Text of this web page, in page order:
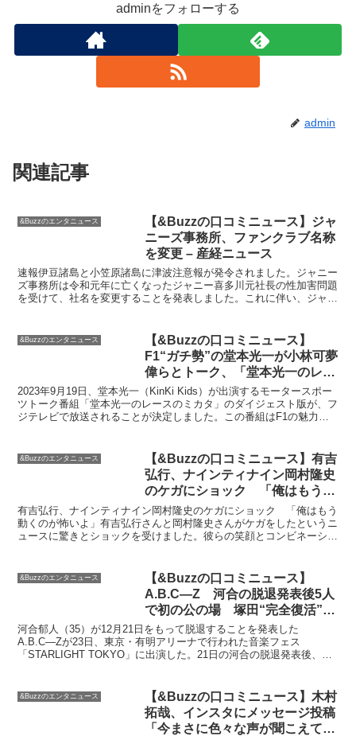
adminをフォローする
admin
関連記事
&Buzzのエンタニュース
【&Buzzの口コミニュース】ジャ
ニーズ事務所、ファンクラブ名称
を変更 – 産経ニュース
速報伊豆諸島と小笠原諸島に津波注意報が発令されました。ジャニー
ズ事務所は令和元年に亡くなったジャニー喜多川元社長の性加害問題
を受けて、社名を変更することを発表しました。これに伴い、ジャニ
&Buzzのエンタニュース
【&Buzzの口コミニュース】
F1“ガチ勢”の堂本光一が小林可夢
偉らとトーク、「堂本光一のレー
スのミカタ」地上波で放送決定 –
音楽ナタリー
2023年9月19日、堂本光一（KinKi Kids）が出演するモータースポー
ツトーク番組「堂本光一のレースのミカタ」のダイジェスト版が、フ
ジテレビで放送されることが決定しました。この番組はF1の魅力や
&Buzzのエンタニュース
【&Buzzの口コミニュース】有吉
弘行、ナインティナイン岡村隆史
のケガにショック 「俺はもう動
くのが怖いよ」 – トピックス｜ニ
フティニュース
有吉弘行、ナインティナイン岡村隆史のケガにショック 「俺はもう
動くのが怖いよ」有吉弘行さんと岡村隆史さんがケガをしたというニ
ュースに驚きとショックを受けました。彼らの笑顔とコンビネーショ
&Buzzのエンタニュース
【&Buzzの口コミニュース】
A.B.C―Z 河合の脱退発表後5人
で初の公の場 塚田“完全復活”連
続バック転20回披露― スポニチ
Sponichi Annex 芸能
河合郁人（35）が12月21日をもって脱退することを発表した
A.B.C―Zが23日、東京・有明アリーナで行われた音楽フェス
「STARLIGHT TOKYO」に出演した。21日の河合の脱退発表後、初
&Buzzのエンタニュース
【&Buzzの口コミニュース】木村
拓哉、インスタにメッセージ投稿
「今まさに色々な声が聞こえて来